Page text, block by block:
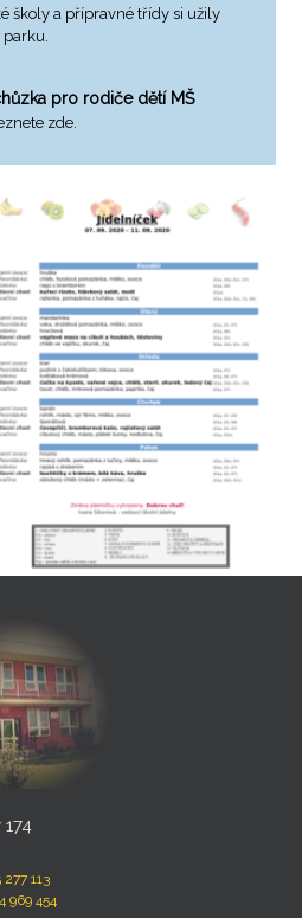
školy a přípravné třídy si užily
pro rodiče dětí MŠ
zde.
277 113
969 454